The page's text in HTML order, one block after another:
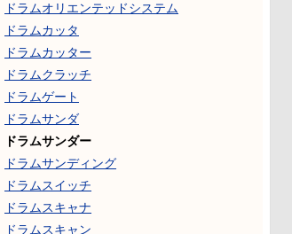
ドラムオリエンテッドシステム
ドラムカッタ
ドラムカッター
ドラムクラッチ
ドラムゲート
ドラムサンダ
ドラムサンダー
ドラムサンディング
ドラムスイッチ
ドラムスキャナ
ドラムスキャン